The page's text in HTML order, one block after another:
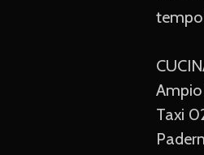
tempo
Ampio
Taxi